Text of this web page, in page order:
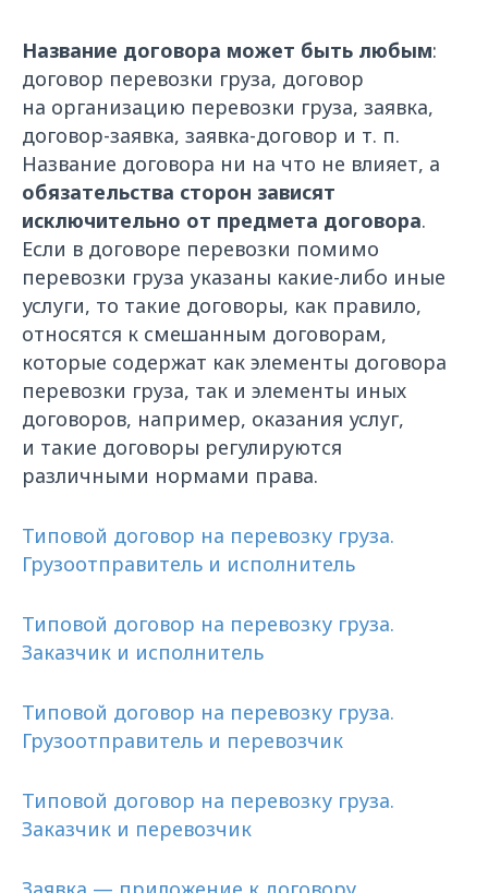
Название договора может быть любым:
договор перевозки груза, договор
на организацию перевозки груза, заявка,
договор-заявка, заявка-договор и т. п.
Название договора ни на что не влияет, а
обязательства сторон зависят
исключительно от предмета договора.
Если в договоре перевозки помимо
перевозки груза указаны какие-либо иные
услуги, то такие договоры, как правило,
относятся к смешанным договорам,
которые содержат как элементы договора
перевозки груза, так и элементы иных
договоров, например, оказания услуг,
и такие договоры регулируются
различными нормами права.
Типовой договор на перевозку груза.
Грузоотправитель и исполнитель
Типовой договор на перевозку груза.
Заказчик и исполнитель
Типовой договор на перевозку груза.
Грузоотправитель и перевозчик
Типовой договор на перевозку груза.
Заказчик и перевозчик